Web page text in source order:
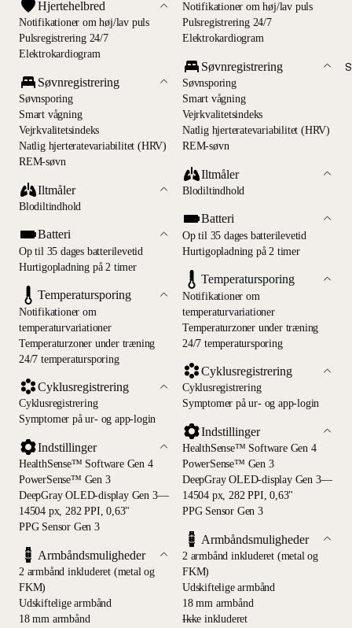
Hjertehelbred
Notifikationer om høj/lav puls
Pulsregistrering 24/7
Elektrokardiogram
Søvnregistrering
Søvnsporing
Smart vågning
Vejrkvalitetsindeks
Natlig hjerteratevariabilitet (HRV)
REM-søvn
Iltmåler
Blodiltindhold
Batteri
Op til 35 dages batterilevetid
Hurtigopladning på 2 timer
Temperatursporing
Notifikationer om
temperaturvariationer
Temperaturzoner under træning
24/7 temperatursporing
Cyklusregistrering
Cyklusregistrering
Symptomer på ur- og app-login
Indstillinger
HealthSense™ Software Gen 4
PowerSense™ Gen 3
DeepGray OLED-display Gen 3—
14504 px, 282 PPI, 0,63"
PPG Sensor Gen 3
Armbåndsmuligheder
2 armbånd inkluderet (metal og
FKM)
Udskiftelige armbånd
18 mm armbånd
Notifikationer om høj/lav puls
Pulsregistrering 24/7
Elektrokardiogram
Søvnregistrering
Søvnsporing
Smart vågning
Vejrkvalitetsindeks
Natlig hjerteratevariabilitet (HRV)
REM-søvn
Iltmåler
Blodiltindhold
Batteri
Op til 35 dages batterilevetid
Hurtigopladning på 2 timer
Temperatursporing
Notifikationer om
temperaturvariationer
Temperaturzoner under træning
24/7 temperatursporing
Cyklusregistrering
Cyklusregistrering
Symptomer på ur- og app-login
Indstillinger
HealthSense™ Software Gen 4
PowerSense™ Gen 3
DeepGray OLED-display Gen 3—
14504 px, 282 PPI, 0,63"
PPG Sensor Gen 3
Armbåndsmuligheder
2 armbånd inkluderet (metal og
FKM)
Udskiftelige armbånd
18 mm armbånd
—
Ikke inkluderet